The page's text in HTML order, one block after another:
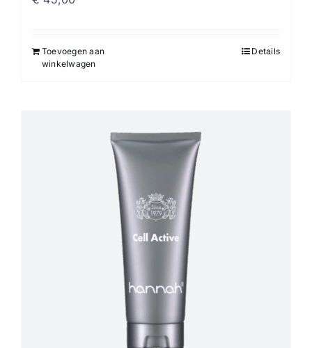
Toevoegen aan
winkelwagen
Details